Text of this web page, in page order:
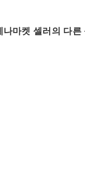
나마켓 셀러의 다른